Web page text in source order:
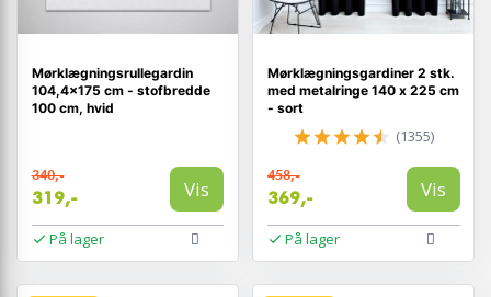
Mørklægningsrullegardin
104,4×175 cm - stofbredde
100 cm, hvid
340,-
319,- Vis
På lager
Mørklægningsgardiner 2 stk.
med metalringe 140 x 225 cm
- sort
(1355)
458,-
369,- Vis
På lager